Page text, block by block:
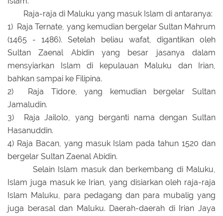
Raja-raja di Maluku yang masuk Islam di antaranya:
1) Raja Ternate, yang kemudian bergelar Sultan Mahrum
(1465 - 1486). Setelah beliau wafat, digantikan oleh
Sultan Zaenal Abidin yang besar jasanya dalam
mensyiarkan Islam di kepulauan Maluku dan Irian,
bahkan sampai ke Filipina.
2) Raja Tidore, yang kemudian bergelar Sultan
Jamaludin.
3) Raja Jailolo, yang berganti nama dengan Sultan
Hasanuddin.
4) Raja Bacan, yang masuk Islam pada tahun 1520 dan
bergelar Sultan Zaenal Abidin.
Selain Islam masuk dan berkembang di Maluku,
Islam juga masuk ke Irian, yang disiarkan oleh raja-raja
Islam Maluku, para pedagang dan para mubalig yang
juga berasal dan Maluku. Daerah-daerah di Irian Jaya